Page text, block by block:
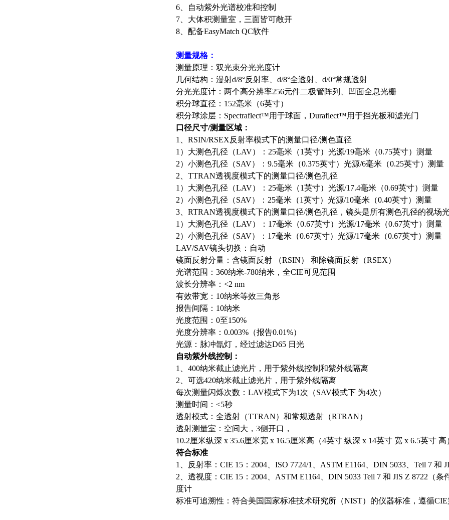
6、自动紫外光谱校准和控制
7、大体积测量室，三面皆可敞开
8、配备EasyMatch QC软件
测量规格：
测量原理：双光束分光光度计
几何结构：漫射d/8°反射率、d/8°全透射、d/0°常规透射
分光光度计：两个高分辨率256元件二极管阵列、凹面全息光栅
积分球直径：152毫米（6英寸）
积分球涂层：Spectraflect™用于球面，Duraflect™用于挡光板和滤光门
口径尺寸/测量区域：
1、RSIN/RSEX反射率模式下的测量口径/测色直径
1）大测色孔径（LAV）：25毫米（1英寸）光源/19毫米（0.75英寸）测量
2）小测色孔径（SAV）：9.5毫米（0.375英寸）光源/6毫米（0.25英寸）测量
2、TTRAN透视度模式下的测量口径/测色孔径
1）大测色孔径（LAV）：25毫米（1英寸）光源/17.4毫米（0.69英寸）测量
2）小测色孔径（SAV）：25毫米（1英寸）光源/10毫米（0.40英寸）测量
3、RTRAN透视度模式下的测量口径/测色孔径，镜头是所有测色孔径的视场
1）大测色孔径（LAV）：17毫米（0.67英寸）光源/17毫米（0.67英寸）测量
2）小测色孔径（SAV）：17毫米（0.67英寸）光源/17毫米（0.67英寸）测量
LAV/SAV镜头切换：自动
镜面反射分量：含镜面反射 （RSIN） 和除镜面反射（RSEX）
光谱范围：360纳米-780纳米，全CIE可见范围
波长分辨率：<2 nm
有效带宽：10纳米等效三角形
报告间隔：10纳米
光度范围：0至150%
光度分辨率：0.003%（报告0.01%）
光源：脉冲氙灯，经过滤达D65 日光
自动紫外线控制：
1、400纳米截止滤光片，用于紫外线控制和紫外线隔离
2、可选420纳米截止滤光片，用于紫外线隔离
每次测量闪烁次数：LAV模式下为1次（SAV模式下 为4次）
测量时间：<5秒
透射模式：全透射（TTRAN）和常规透射（RTRAN）
透射测量室：空间大，3侧开口，
10.2厘米纵深 x 35.6厘米宽 x 16.5厘米高（4英寸 纵深 x 14英寸 宽 x 6.5英寸 高
符合标准
1、反射率：CIE 15：2004、ISO 7724/1、ASTM E1164、DIN 5033、Teil 7 和
2、透视度：CIE 15：2004、ASTM E1164、DIN 5033 Teil 7 和 JIS Z 8722（
度计
标准可追溯性：符合美国国家标准技术研究所（NIST）的仪器标准，遵循